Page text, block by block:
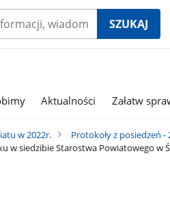
SZUKAJ
Aktualności Załatw
w 2022r.
Protokoły z posiedzeń -
w siedzibie Starostwa Powiatowego w